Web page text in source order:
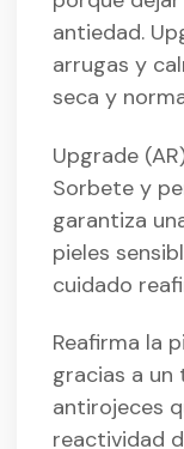
antiedad.
arrugas y
seca y
Upgrade
Sorbete y
garantiza
pieles
cuidado
Reafirma la
gracias a un
antirojeces
reactividad